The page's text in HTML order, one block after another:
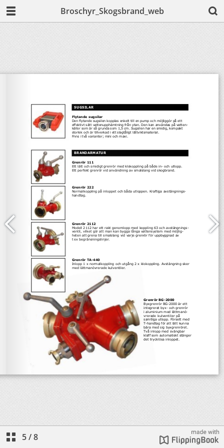
Broschyr_Skogsbrand_web
5/8